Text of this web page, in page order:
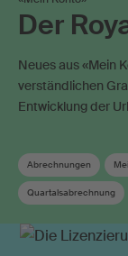
Der
Neues aus «Mein
verständlichen
Entwicklung der
Abrechnungen
Quartalsabrechnung